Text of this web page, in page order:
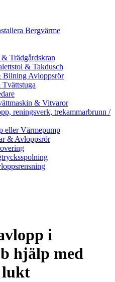
Bergvärme
Trädgårdskran
& Takdusch
Bilning Avloppsrör
& Vitvaror
reningsverk, trekammarbrunn /
eller Värmepump
& Avloppsrör
i
hjälp med
lukt